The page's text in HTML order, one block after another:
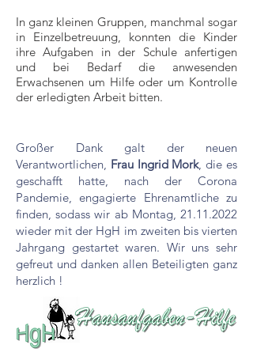
In ganz kleinen Gruppen, manchmal sogar
in Einzelbetreuung, konnten die Kinder
ihre Aufgaben in der Schule anfertigen
und bei Bedarf die anwesenden
Erwachsenen um Hilfe oder um Kontrolle
der erledigten Arbeit bitten.
Großer Dank galt der neuen
Verantwortlichen, Frau Ingrid Mork, die es
geschafft hatte, nach der Corona
Pandemie, engagierte Ehrenamtliche zu
finden, sodass wir ab Montag, 21.11.2022
wieder mit der HgH im zweiten bis vierten
Jahrgang gestartet waren. Wir uns sehr
gefreut und danken allen Beteiligten ganz
herzlich !